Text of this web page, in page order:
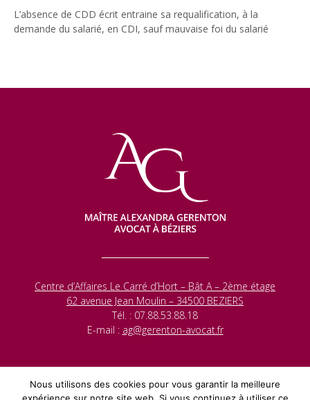
L’absence de CDD écrit entraine sa requalification, à la
demande du salarié, en CDI, sauf mauvaise foi du salarié
Centre d’Affaires Le Carré d’Hort – Bât A – 2ème étage
62 avenue Jean Moulin – 34500 BEZIERS
Tél. : 07.88.53.88.18
E-mail : ag@gerenton-avocat.fr
2026 ©Alexandra Gerenton, avocat à Béziers—Politique de
Nous utilisons des cookies pour vous garantir la meilleure